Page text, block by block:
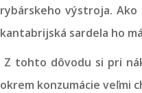
rybárskeho výstroja.
kantabrijská sardela ho
Z tohto dôvodu si pri
okrem konzumácie veľmi